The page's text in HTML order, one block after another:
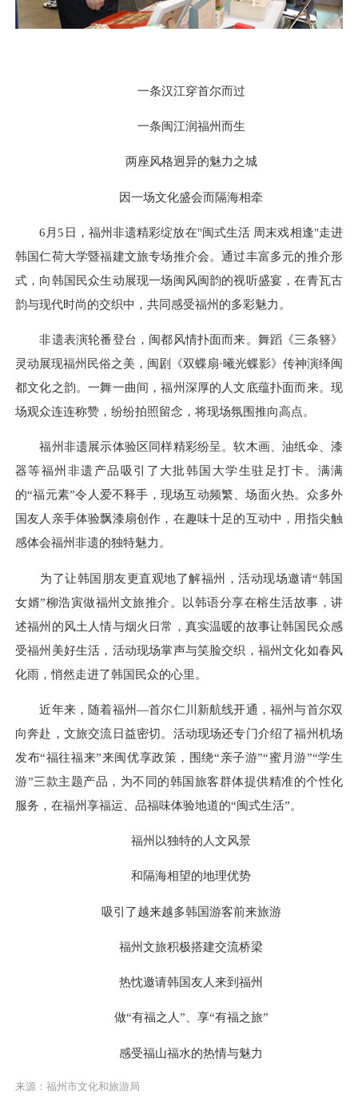
一条汉江穿首尔而过
一条闽江润福州而生
两座风格迥异的魅力之城
因一场文化盛会而隔海相牵
6月5日，福州非遗精彩绽放在"闽式生活 周末戏相逢"走进
韩国仁荷大学暨福建文旅专场推介会。通过丰富多元的推介形
式，向韩国民众生动展现一场闽风闽韵的视听盛宴，在青瓦古
韵与现代时尚的交织中，共同感受福州的多彩魅力。
非遗表演轮番登台，闽都风情扑面而来。舞蹈《三条簪》
灵动展现福州民俗之美，闽剧《双蝶扇·曦光蝶影》传神演绎闽
都文化之韵。一舞一曲间，福州深厚的人文底蕴扑面而来。现
场观众连连称赞，纷纷拍照留念，将现场氛围推向高点。
福州非遗展示体验区同样精彩纷呈。软木画、油纸伞、漆
器等福州非遗产品吸引了大批韩国大学生驻足打卡。满满
的“福元素”令人爱不释手，现场互动频繁、场面火热。众多外
国友人亲手体验飘漆扇创作，在趣味十足的互动中，用指尖触
感体会福州非遗的独特魅力。
为了让韩国朋友更直观地了解福州，活动现场邀请“韩国
女婿”柳浩寅做福州文旅推介。以韩语分享在榕生活故事，讲
述福州的风土人情与烟火日常，真实温暖的故事让韩国民众感
受福州美好生活，活动现场掌声与笑脸交织，福州文化如春风
化雨，悄然走进了韩国民众的心里。
近年来，随着福州—首尔仁川新航线开通，福州与首尔双
向奔赴，文旅交流日益密切。活动现场还专门介绍了福州机场
发布“福往福来”来闽优享政策，围绕“亲子游”“蜜月游”“学生
游”三款主题产品，为不同的韩国旅客群体提供精准的个性化
服务，在福州享福运、品福味体验地道的“闽式生活”。
福州以独特的人文风景
和隔海相望的地理优势
吸引了越来越多韩国游客前来旅游
福州文旅积极搭建交流桥梁
热忱邀请韩国友人来到福州
做“有福之人”、享“有福之旅”
感受福山福水的热情与魅力
来源：福州市文化和旅游局